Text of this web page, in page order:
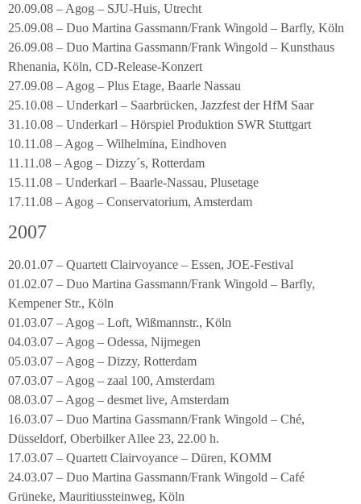
20.09.08 – Agog – SJU-Huis, Utrecht
25.09.08 – Duo Martina Gassmann/Frank Wingold – Barfly, Köln
26.09.08 – Duo Martina Gassmann/Frank Wingold – Kunsthaus
Rhenania, Köln, CD-Release-Konzert
27.09.08 – Agog – Plus Etage, Baarle Nassau
25.10.08 – Underkarl – Saarbrücken, Jazzfest der HfM Saar
31.10.08 – Underkarl – Hörspiel Produktion SWR Stuttgart
10.11.08 – Agog – Wilhelmina, Eindhoven
11.11.08 – Agog – Dizzy´s, Rotterdam
15.11.08 – Underkarl – Baarle-Nassau, Plusetage
17.11.08 – Agog – Conservatorium, Amsterdam
2007
20.01.07 – Quartett Clairvoyance – Essen, JOE-Festival
01.02.07 – Duo Martina Gassmann/Frank Wingold – Barfly,
Kempener Str., Köln
01.03.07 – Agog – Loft, Wißmannstr., Köln
04.03.07 – Agog – Odessa, Nijmegen
05.03.07 – Agog – Dizzy, Rotterdam
07.03.07 – Agog – zaal 100, Amsterdam
08.03.07 – Agog – desmet live, Amsterdam
16.03.07 – Duo Martina Gassmann/Frank Wingold – Ché,
Düsseldorf, Oberbilker Allee 23, 22.00 h.
17.03.07 – Quartett Clairvoyance – Düren, KOMM
24.03.07 – Duo Martina Gassmann/Frank Wingold – Café
Grüneke, Mauritiussteinweg, Köln